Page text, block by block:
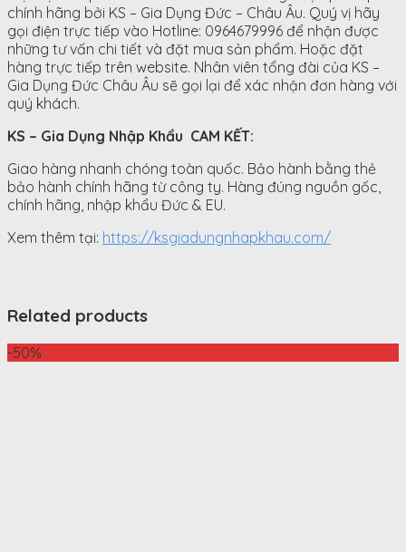
chính hãng bởi KS – Gia Dụng Đức – Châu Âu. Quý vị hãy
gọi điện trực tiếp vào Hotline: 0964679996 để nhận được
những tư vấn chi tiết và đặt mua sản phẩm. Hoặc đặt
hàng trực tiếp trên website. Nhân viên tổng đài của KS –
Gia Dụng Đức Châu Âu sẽ gọi lại để xác nhận đơn hàng với
quý khách.
KS – Gia Dụng Nhập Khẩu CAM KẾT:
Giao hàng nhanh chóng toàn quốc. Bảo hành bằng thẻ
bảo hành chính hãng từ công ty. Hàng đúng nguồn gốc,
chính hãng, nhập khẩu Đức & EU.
Xem thêm tại: https://ksgiadungnhapkhau.com/
Related products
-50%